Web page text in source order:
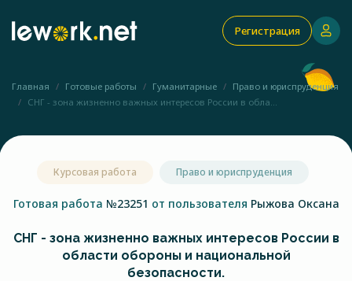
Регистрация
Главная Готовые работы Гуманитарные
Право и юриспруденция
СНГ - зона жизненно важных интересов России в обла...
Курсовая работа Право и юриспруденция
Готовая работа №23251 от пользователя Рыжова Оксана
СНГ - зона жизненно важных интересов России в
области обороны и национальной
безопасности.